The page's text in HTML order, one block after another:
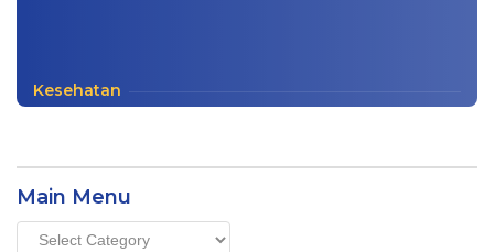
Kesehatan
Main Menu
Main